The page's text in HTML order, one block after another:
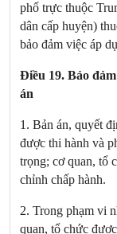
phố trực thuộc
dân cấp huyện)
bảo đảm việc áp
Điều 19. Bảo
án
1. Bản án, quyết
được thi hành và
trọng; cơ quan, tổ
chỉnh chấp hành.
2. Trong phạm vi
quan, tổ chức